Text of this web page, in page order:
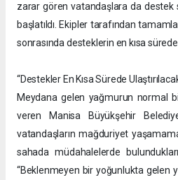
zarar gören vatandaşlara da destek
başlatıldı. Ekipler tarafından
sonrasında desteklerin en kısa
“Destekler En Kısa Sürede
Meydana gelen yağmurun normal
veren Manisa Büyükşehir
vatandaşların mağduriyet
sahada müdahalelerde
“Beklenmeyen bir yoğunlukta gelen